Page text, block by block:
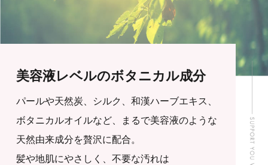
美容液レベルのボタニカル成分
パールや天然炭、シルク、和漢ハーブエキス、
ボタニカルオイルなど、まるで美容液のような
天然由来成分を贅沢に配合。
髪や地肌にやさしく、不要な汚れは